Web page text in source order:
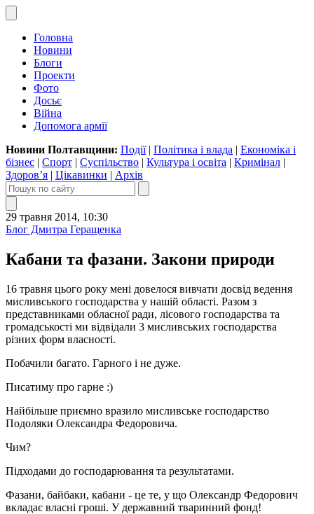
Головна
Новини
Блоги
Проекти
Фото
Досьє
Війна
Допомога армії
Новини Полтавщини: Події| Політика і влада | Економіка і
бізнес | Спорт | Суспільство | Культура і освіта | Кримінал |
Здоров’я | Цікавинки | Архів
29 травня 2014, 10:30
Блог Дмитра Геращенка
Кабани та фазани. Закони природи
16 травня цього року мені довелося вивчати досвід ведення
мисливського господарства у нашій області. Разом з
представниками обласної ради, лісового господарства та
громадськості ми відвідали 3 мисливських господарства
різних форм власності.
Побачили багато. Гарного і не дуже.
Писатиму про гарне :)
Найбільше приємно вразило мисливське господарство
Подоляки Олександра Федоровича.
Чим?
Підходами до господарювання та результатами.
Фазани, байбаки, кабани - це те, у що Олександр Федорович
вкладає власні гроші. У державний тваринний фонд!